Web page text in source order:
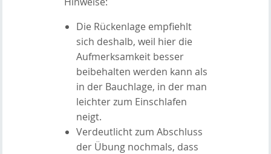
Die Rückenlage empfiehlt
sich deshalb, weil hier die
Aufmerksamkeit besser
beibehalten werden kann als
in der Bauchlage, in der man
leichter zum Einschlafen
neigt.
Verdeutlicht zum Abschluss
der Übung nochmals, dass